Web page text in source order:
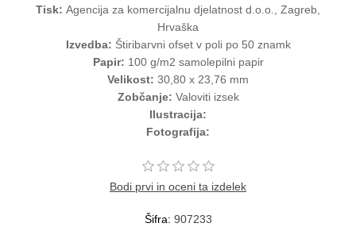
Tisk: Agencija za komercijalnu djelatnost d.o.o., Zagreb,
Hrvaška
Izvedba: Štiribarvni ofset v poli po 50 znamk
Papir: 100 g/m2 samolepilni papir
Velikost: 30,80 x 23,76 mm
Zobčanje: Valoviti izsek
Ilustracija:
Fotografija:
Bodi prvi in oceni ta izdelek
Šifra: 907233